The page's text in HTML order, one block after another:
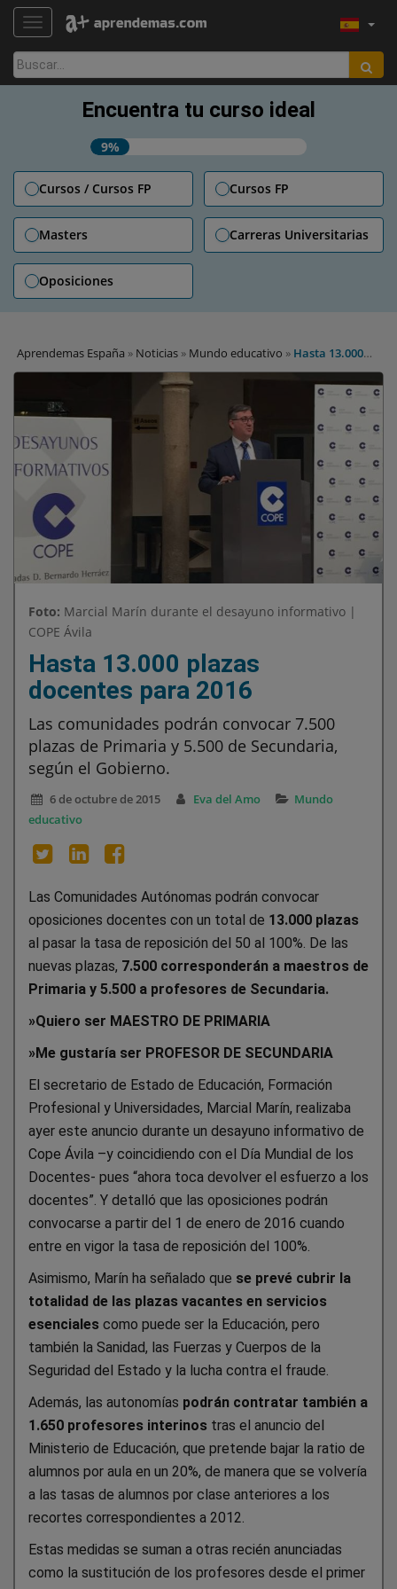
TOGGLE NAVIGATION
Buscar:
Encuentra tu curso ideal
9%
Cursos / Cursos FP Cursos FP
Masters Carreras Universitarias
Oposiciones
Aprendemas España » Noticias » Mundo educativo » Hasta 13.000
plazas docentes para 2016
Foto: Marcial Marín durante el desayuno informativo |
COPE Ávila
Hasta 13.000 plazas
docentes para 2016
Las comunidades podrán convocar 7.500
plazas de Primaria y 5.500 de Secundaria,
según el Gobierno.
6 de octubre de 2015 Eva del Amo
Mundo
educativo
Las Comunidades Autónomas podrán convocar
oposiciones docentes con un total de 13.000 plazas
al pasar la tasa de reposición del 50 al 100%. De las
nuevas plazas, 7.500 corresponderán a maestros de
Primaria y 5.500 a profesores de Secundaria.
»Quiero ser MAESTRO DE PRIMARIA
»Me gustaría ser PROFESOR DE SECUNDARIA
El secretario de Estado de Educación, Formación
Profesional y Universidades, Marcial Marín, realizaba
ayer este anuncio durante un desayuno informativo de
Cope Ávila –y coincidiendo con el Día Mundial de los
Docentes- pues “ahora toca devolver el esfuerzo a los
docentes”. Y detalló que las oposiciones podrán
convocarse a partir del 1 de enero de 2016 cuando
entre en vigor la tasa de reposición del 100%.
Asimismo, Marín ha señalado que se prevé cubrir la
totalidad de las plazas vacantes en servicios
esenciales como puede ser la Educación, pero
también la Sanidad, las Fuerzas y Cuerpos de la
Seguridad del Estado y la lucha contra el fraude.
Además, las autonomías podrán contratar también a
1.650 profesores interinos tras el anuncio del
Ministerio de Educación, que pretende bajar la ratio de
alumnos por aula en un 20%, de manera que se volvería
a las tasas de alumnos por clase anteriores a los
recortes correspondientes a 2012.
Estas medidas se suman a otras recién anunciadas
como la sustitución de los profesores desde el primer